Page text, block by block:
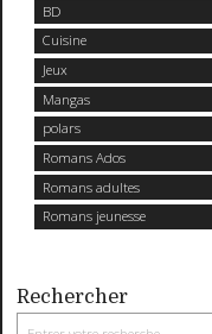
BD
Cuisine
Jeux
Mangas
polars
Romans Ados
Romans adultes
Romans jeunesse
Rechercher